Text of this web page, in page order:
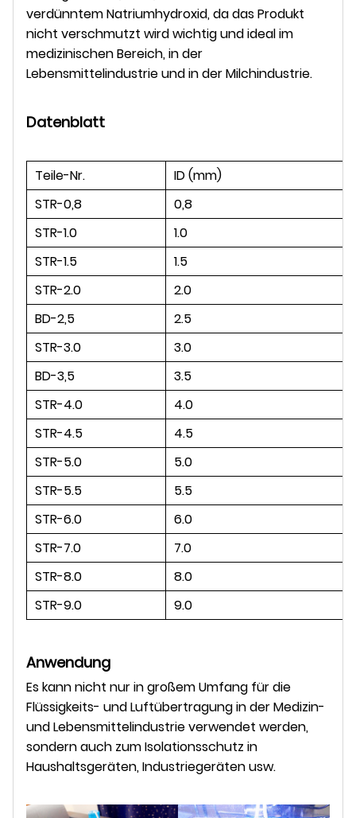
verdünntem Natriumhydroxid, da das Produkt
nicht verschmutzt wird wichtig und ideal im
medizinischen Bereich, in der
Lebensmittelindustrie und in der Milchindustrie.
Datenblatt
Teile-Nr.
ID (mm)
STR-0,8
0,8
STR-1.0
1.0
STR-1.5
1.5
STR-2.0
2.0
BD-2,5
2.5
STR-3.0
3.0
BD-3,5
3.5
STR-4.0
4.0
STR-4.5
4.5
STR-5.0
5.0
STR-5.5
5.5
STR-6.0
6.0
STR-7.0
7.0
STR-8.0
8.0
STR-9.0
9.0
Anwendung
Es kann nicht nur in großem Umfang für die
Flüssigkeits- und Luftübertragung in der Medizin-
und Lebensmittelindustrie verwendet werden,
sondern auch zum Isolationsschutz in
Haushaltsgeräten, Industriegeräten usw.